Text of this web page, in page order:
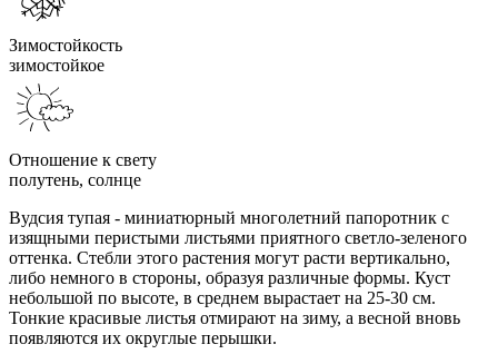
Зимостойкость
зимостойкое
Отношение к свету
полутень, солнце
Вудсия тупая - миниатюрный многолетний папоротник с
изящными перистыми листьями приятного светло-зеленого
оттенка. Стебли этого растения могут расти вертикально,
либо немного в стороны, образуя различные формы. Куст
небольшой по высоте, в среднем вырастает на 25-30 см.
Тонкие красивые листья отмирают на зиму, а весной вновь
появляются их округлые перышки.